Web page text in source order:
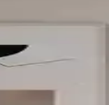
Parfüm
esanslı ve baskılı
Modern ve